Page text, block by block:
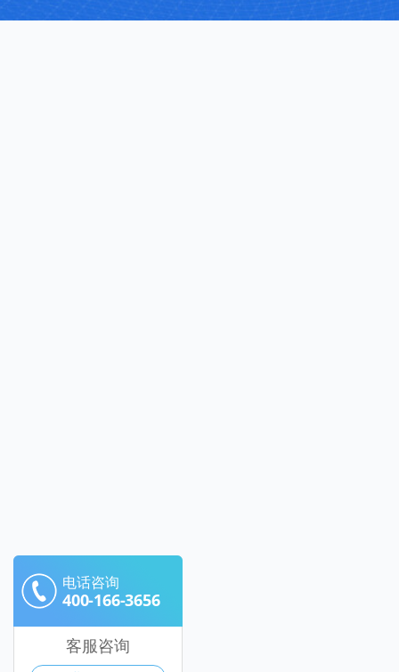
电话咨询
400-166-3656
客服咨询